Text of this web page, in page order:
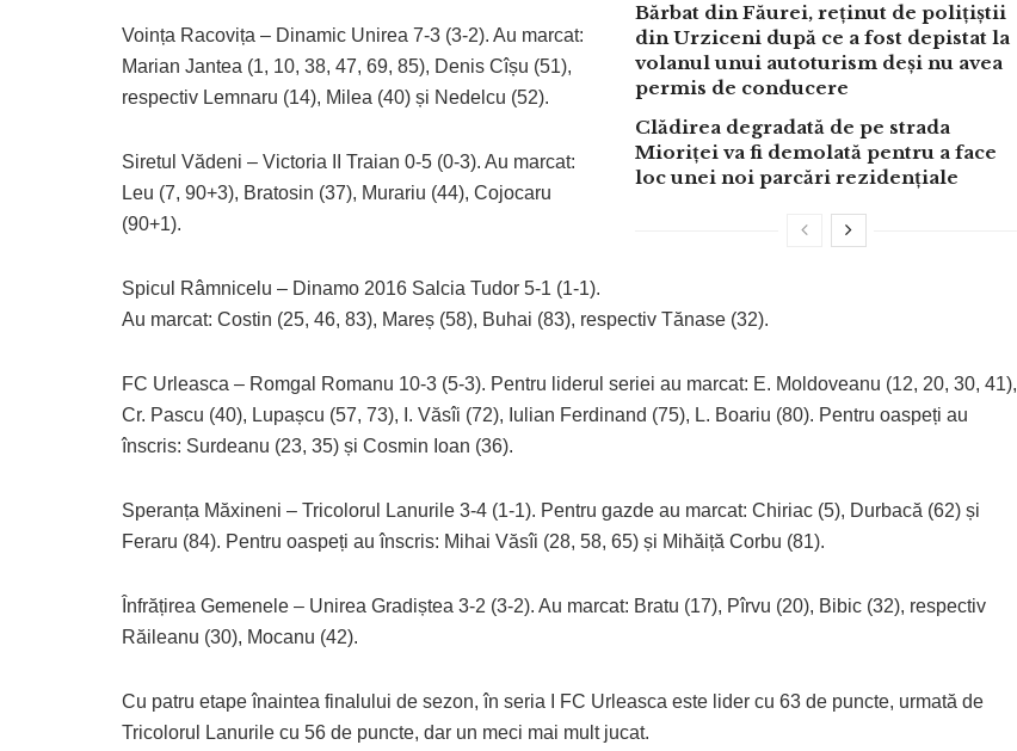
Bărbat din Făurei, reținut de polițiștii
din Urziceni după ce a fost depistat la
volanul unui autoturism deși nu avea
permis de conducere
Clădirea degradată de pe strada
Mioriței va fi demolată pentru a face
loc unei noi parcări rezidențiale
Voința Racovița – Dinamic Unirea 7-3 (3-2). Au marcat:
Marian Jantea (1, 10, 38, 47, 69, 85), Denis Cîșu (51),
respectiv Lemnaru (14), Milea (40) și Nedelcu (52).
Siretul Vădeni – Victoria II Traian 0-5 (0-3). Au marcat:
Leu (7, 90+3), Bratosin (37), Murariu (44), Cojocaru
(90+1).
Spicul Râmnicelu – Dinamo 2016 Salcia Tudor 5-1 (1-1).
Au marcat: Costin (25, 46, 83), Mareș (58), Buhai (83), respectiv Tănase (32).
FC Urleasca – Romgal Romanu 10-3 (5-3). Pentru liderul seriei au marcat: E. Moldoveanu (12, 20, 30, 41),
Cr. Pascu (40), Lupașcu (57, 73), I. Văsîi (72), Iulian Ferdinand (75), L. Boariu (80). Pentru oaspeți au
înscris: Surdeanu (23, 35) și Cosmin Ioan (36).
Speranța Măxineni – Tricolorul Lanurile 3-4 (1-1). Pentru gazde au marcat: Chiriac (5), Durbacă (62) și
Feraru (84). Pentru oaspeți au înscris: Mihai Văsîi (28, 58, 65) și Mihăiță Corbu (81).
Înfrățirea Gemenele – Unirea Gradiștea 3-2 (3-2). Au marcat: Bratu (17), Pîrvu (20), Bibic (32), respectiv
Răileanu (30), Mocanu (42).
Cu patru etape înaintea finalului de sezon, în seria I FC Urleasca este lider cu 63 de puncte, urmată de
Tricolorul Lanurile cu 56 de puncte, dar un meci mai mult jucat.